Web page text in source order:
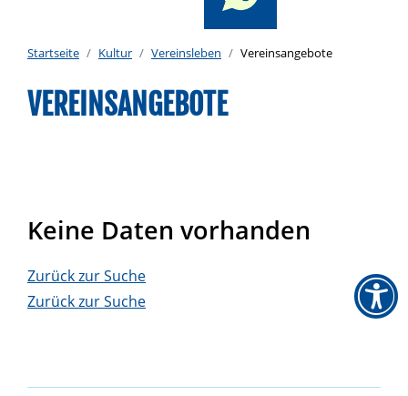
Startseite Kultur Vereinsleben Vereinsangebote
VEREINSANGEBOTE
Keine Daten vorhanden
Zurück zur Suche
Zurück zur Suche